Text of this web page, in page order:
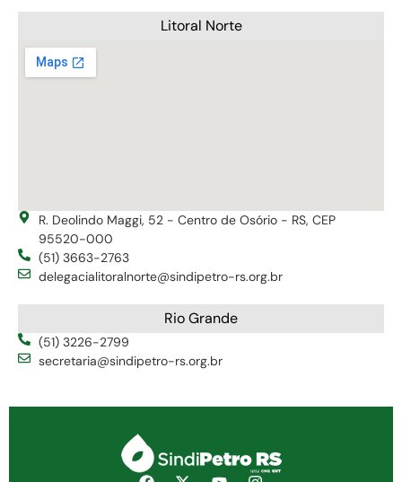
Litoral Norte
R. Deolindo Maggi, 52 - Centro de Osório - RS, CEP
95520-000
(51) 3663-2763
delegacialitoralnorte@sindipetro-rs.org.br
Rio Grande
(51) 3226-2799
secretaria@sindipetro-rs.org.br